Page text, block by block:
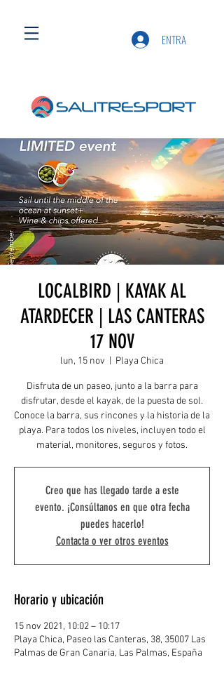
ENTRA
LOCALBIRD | KAYAK AL
ATARDECER | LAS CANTERAS
17 NOV
lun, 15 nov Playa Chica
Disfruta de un paseo, junto a la barra para
disfrutar, desde el kayak, de la puesta de sol.
Conoce la barra, sus rincones y la historia de la
playa. Para todos los niveles, incluyen todo el
material, monitores, seguros y fotos.
Creo que has llegado tarde a este
evento. ¡Consúltanos en que otra fecha
puedes hacerlo!
Contacta o ver otros eventos
Horario y ubicación
15 nov 2021, 10:02 – 10:17
Playa Chica, Paseo las Canteras, 38, 35007 Las
Palmas de Gran Canaria, Las Palmas, España